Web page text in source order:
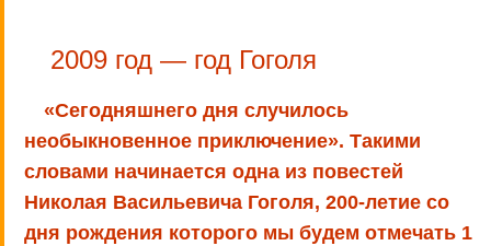
2009 год — год Гоголя
«Сегодняшнего дня случилось
необыкновенное приключение». Такими
словами начинается одна из повестей
Николая Васильевича Гоголя, 200-летие со
дня рождения которого мы будем отмечать 1